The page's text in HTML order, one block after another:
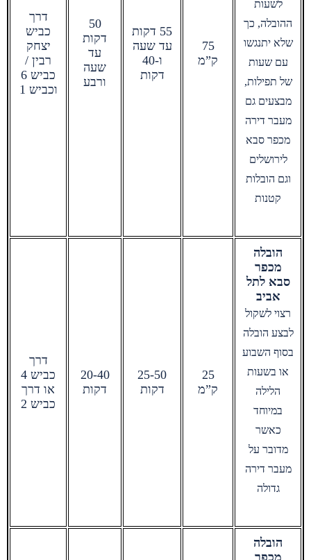
לשעות
ההובלה, כך
שלא יתנגשו
עם שעות
של תפילות,
מבצעים גם
מעבר דירה
מכפר סבא
לירושלים
וגם הובלות
קטנות
75
ק”מ
55 דקות
עד שעה
ו-40
דקות
50
דקות
עד
שעה
ורבע
דרך
כביש
יצחק
רבין /
כביש 6
וכביש 1
הובלה
מכפר
סבא לתל
אביב
רצוי לשקול
לבצע הובלה
בסוף השבוע
או בשעות
הלילה
במיוחד
כאשר
מדובר על
מעבר דירה
גדולה
25
ק”מ
25-50
דקות
20-40
דקות
דרך
כביש 4
או דרך
כביש 2
הובלה
מכפר